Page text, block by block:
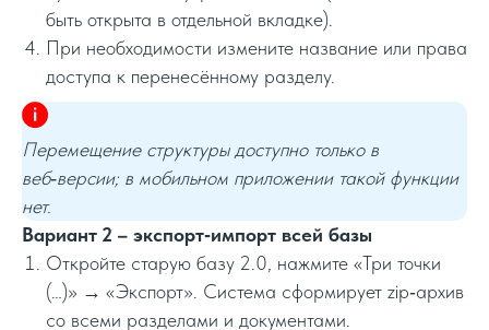
быть открыта в отдельной вкладке).
При необходимости измените название или права
доступа к перенесённому разделу.
Перемещение структуры доступно только в
веб‑версии; в мобильном приложении такой функции
нет.
Вариант 2 – экспорт‑импорт всей базы
Откройте старую базу 2.0, нажмите «Три точки
(…)» → «Экспорт». Система сформирует zip‑архив
со всеми разделами и документами.